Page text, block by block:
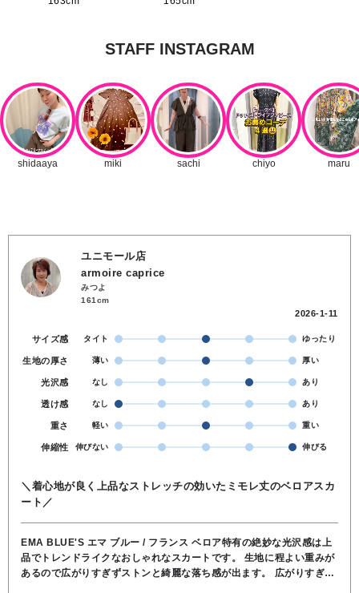
ユニモール店
armoire caprice
みつよ
161cm
2026-1-11
サイズ感 タイト ゆったり
生地の厚さ 薄い 厚い
光沢感 なし あり
透け感 なし あり
重さ 軽い 重い
伸縮性 伸びない 伸びる
＼着心地が良く上品なストレッチの効いたミモレ丈のベロアスカ
ート／
EMA BLUE'S エマ ブルー / フランス ベロア特有の絶妙な光沢感は上
品でトレンドライクなおしゃれなスカートです。 生地に程よい重みが
あるので広がりすぎずストンと綺麗な落ち感が出ます。 広がりすぎず